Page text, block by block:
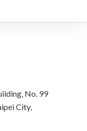
No. 99
City,